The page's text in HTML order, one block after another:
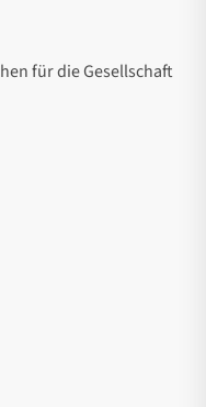
für die Gesellschaft